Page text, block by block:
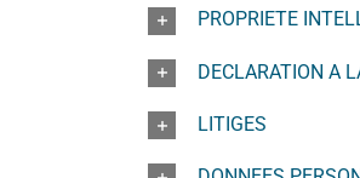
PROPRIETE
DECLARATION A
LITIGES